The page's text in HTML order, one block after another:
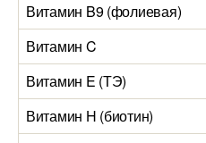
Витамин B9 (фолиевая)
Витамин C
Витамин E (ТЭ)
Витамин H (биотин)